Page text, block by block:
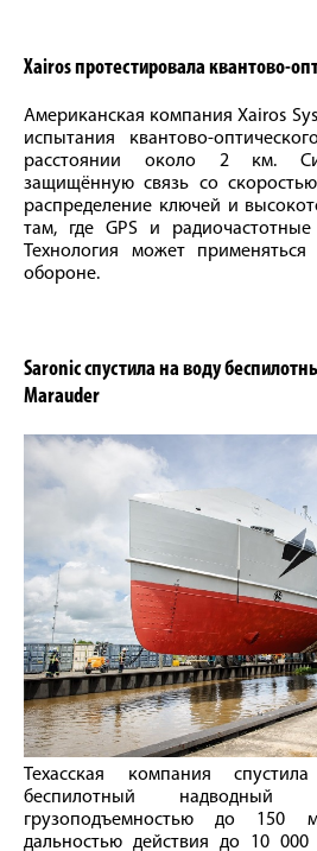
Xairos протестировала квантово-
Американская компания Xairos
испытания квантово-
расстоянии около 2 км.
защищённую связь со
распределение ключей и
там, где GPS и
Технология может
обороне.
Saronic спустила на воду
Marauder
Техасская компания
беспилотный надводный
грузоподъемностью до 150
дальностью действия до 10